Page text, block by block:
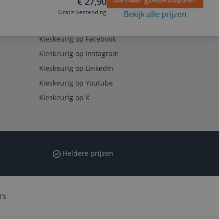
Gratis verzending
Bekijk alle prijzen
Kieskeurig op Facebook
Kieskeurig op Instagram
Kieskeurig op LinkedIn
Kieskeurig op Youtube
Kieskeurig op X
Heldere prijzen